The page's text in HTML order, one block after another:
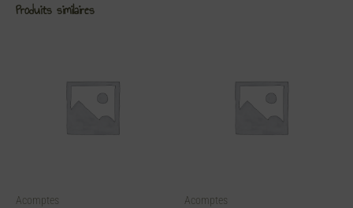
Produits similaires
Acomptes Acomptes